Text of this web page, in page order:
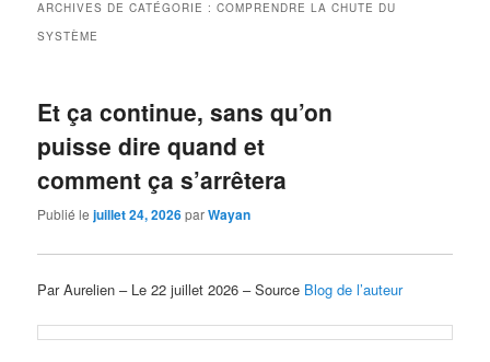
ARCHIVES DE CATÉGORIE :COMPRENDRE LA CHUTE DU
SYSTÈME
Et ça continue, sans qu’on
puisse dire quand et
comment ça s’arrêtera
Publié lejuillet 24, 2026parWayan
Par Aurelien – Le 22 juillet 2026 – Source Blog de l’auteur